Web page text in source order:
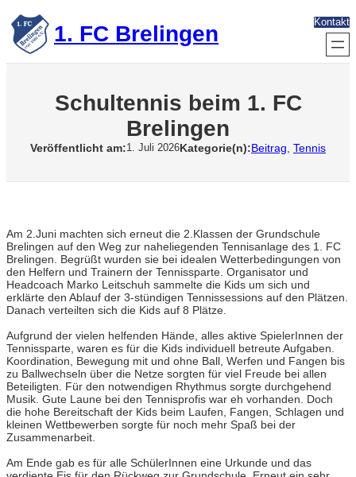
Zum
Inhalt
springen 1. FC Brelingen Kontakt
Schultennis beim 1. FC
Brelingen
Veröffentlicht am:1. Juli 2026Kategorie(n):Beitrag Tennis
Am 2.Juni machten sich erneut die 2.Klassen der Grundschule
Brelingen auf den Weg zur naheliegenden Tennisanlage des 1. FC
Brelingen. Begrüßt wurden sie bei idealen Wetterbedingungen von
den Helfern und Trainern der Tennissparte. Organisator und
Headcoach Marko Leitschuh sammelte die Kids um sich und
erklärte den Ablauf der 3-stündigen Tennissessions auf den Plätzen.
Danach verteilten sich die Kids auf 8 Plätze.
Aufgrund der vielen helfenden Hände, alles aktive SpielerInnen der
Tennissparte, waren es für die Kids individuell betreute Aufgaben.
Koordination, Bewegung mit und ohne Ball, Werfen und Fangen bis
zu Ballwechseln über die Netze sorgten für viel Freude bei allen
Beteiligten. Für den notwendigen Rhythmus sorgte durchgehend
Musik. Gute Laune bei den Tennisprofis war eh vorhanden. Doch
die hohe Bereitschaft der Kids beim Laufen, Fangen, Schlagen und
kleinen Wettbewerben sorgte für noch mehr Spaß bei der
Zusammenarbeit.
Am Ende gab es für alle SchülerInnen eine Urkunde und das